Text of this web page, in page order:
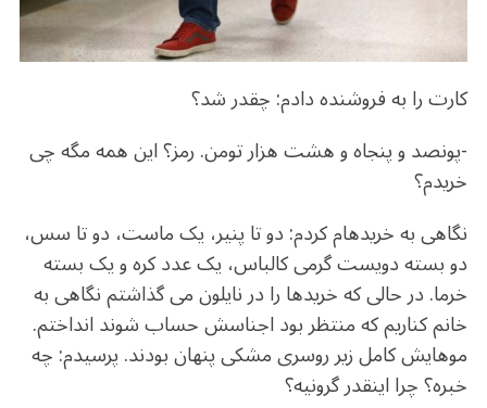
کارت را به فروشنده دادم: چقدر شد؟
-پونصد و پنجاه و هشت هزار تومن. رمز؟ این همه مگه چی
خریدم؟
نگاهی به خریدهام کردم: دو تا پنیر، یک ماست، دو تا سس،
دو بسته دویست گرمی کالباس، یک عدد کره و یک بسته
خرما. در حالی‌ که خریدها را در نایلون می گذاشتم نگاهی به
خانم کناریم که منتظر بود اجناسش حساب شوند انداختم.
موهایش کامل زیر روسری مشکی پنهان بودند. پرسیدم: چه
خبره؟ چرا اینقدر گرونیه؟